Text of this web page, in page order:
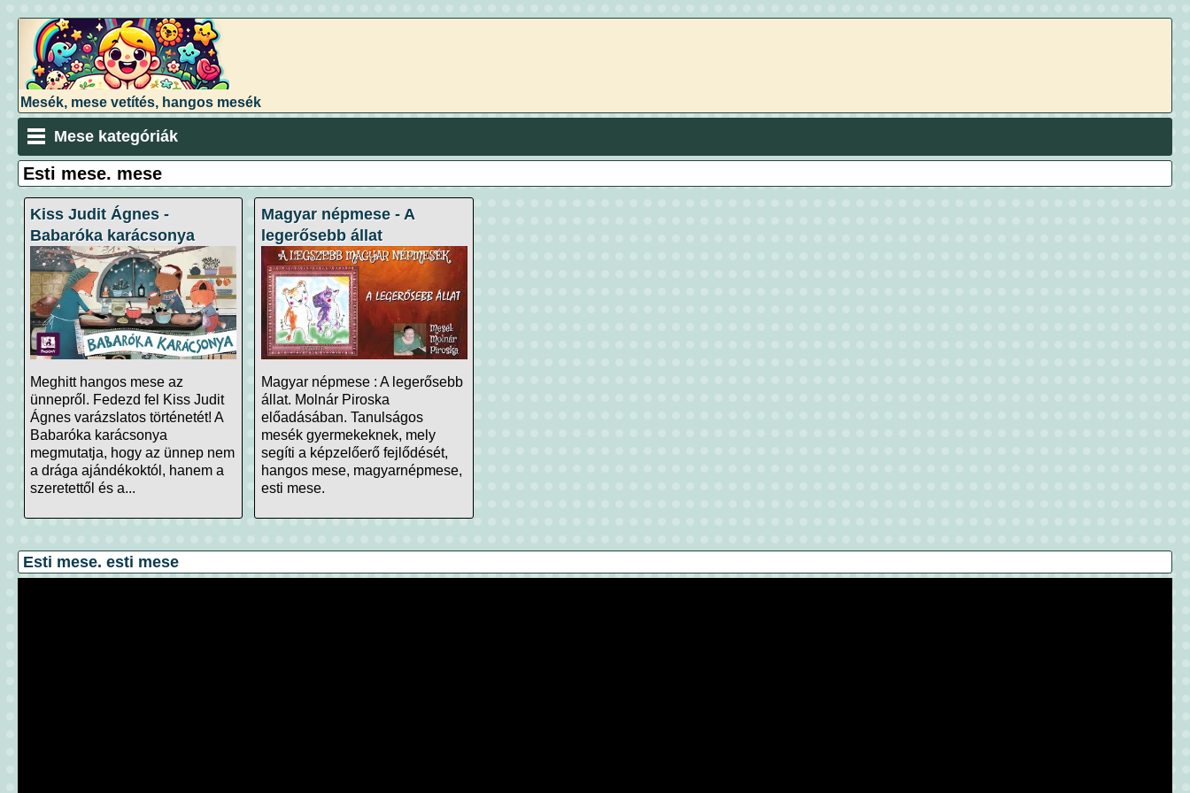
Mesék, mese vetítés, hangos mesék
Mese kategóriák
Esti mese. mese
Kiss Judit Ágnes -
Babaróka karácsonya
Meghitt hangos mese az
ünnepről. Fedezd fel Kiss Judit
Ágnes varázslatos történetét! A
Babaróka karácsonya
megmutatja, hogy az ünnep nem
a drága ajándékoktól, hanem a
szeretettől és a...
Magyar népmese - A
legerősebb állat
Magyar népmese : A legerősebb
állat. Molnár Piroska
előadásában. Tanulságos
mesék gyermekeknek, mely
segíti a képzelőerő fejlődését,
hangos mese, magyarnépmese,
esti mese.
Esti mese. esti mese